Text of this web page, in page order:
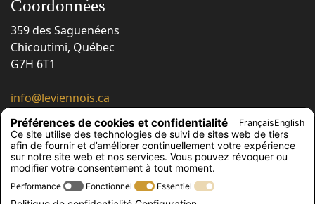
Coordonnées
359 des Saguenéens
Chicoutimi, Québec
G7H 6T1
info@leviennois.ca
418 543-6663
418 543-6230
Suivez-nous !
Préférences de cookies et confidentialité FrançaisEnglish
Ce site utilise des technologies de suivi de sites web de tiers
afin de fournir et d’améliorer continuellement votre expérience
sur notre site web et nos services. Vous pouvez révoquer ou
modifier votre consentement à tout moment.
Performance Fonctionnel Essentiel